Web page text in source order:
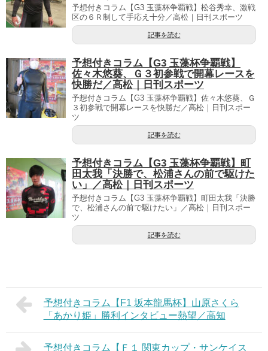
予想付きコラム【G3 玉藻杯争覇戦】松谷秀幸、激戦
区の６Ｒ制して手応え十分／高松｜日刊スポーツ
記事を読む
予想付きコラム【G3 玉藻杯争覇戦】
佐々木悠葵、Ｇ３初参戦で開幕レースを
快勝だ／高松｜日刊スポーツ
予想付きコラム【G3 玉藻杯争覇戦】佐々木悠葵、Ｇ
３初参戦で開幕レースを快勝だ／高松｜日刊スポー
ツ
記事を読む
予想付きコラム【G3 玉藻杯争覇戦】町
田太我「決勝で、松浦さんの前で駆けた
い」／高松｜日刊スポーツ
予想付きコラム【G3 玉藻杯争覇戦】町田太我「決勝
で、松浦さんの前で駆けたい」／高松｜日刊スポー
ツ
記事を読む
予想付きコラム【F1 坂本龍馬杯】山原さくら
「あかり姫」勝利インタビュー熱望／高知
予想付きコラム【Ｆ１ 関東カップ・サンケイス